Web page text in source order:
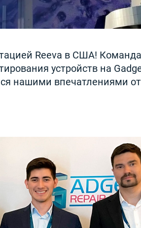
Reeva в США! Команда
устройств на
нашими впечатлениями от